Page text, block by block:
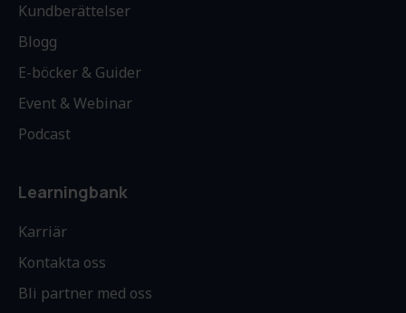
Kundberättelser
Blogg
E-böcker & Guider
Event & Webinar
Podcast
Learningbank
Karriär
Kontakta oss
Bli partner med oss